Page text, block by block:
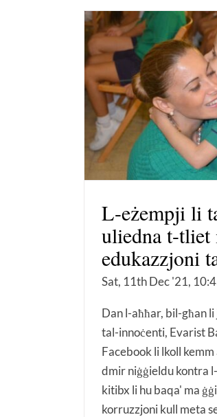
L-eżempji li
uliedna t-
edukazzjoni
Sat, 11th Dec '21,
Dan l-aħħar, bil-għan
tal-innoċenti, Evarist
Facebook li lkoll
dmir niġġieldu kontra
kitibx li hu baqa' ma
korruzzjoni kull meta